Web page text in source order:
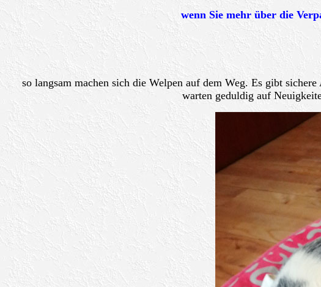
wenn Sie mehr über die
so langsam machen sich die Welpen auf dem Weg. Es gibt
warten geduldig auf